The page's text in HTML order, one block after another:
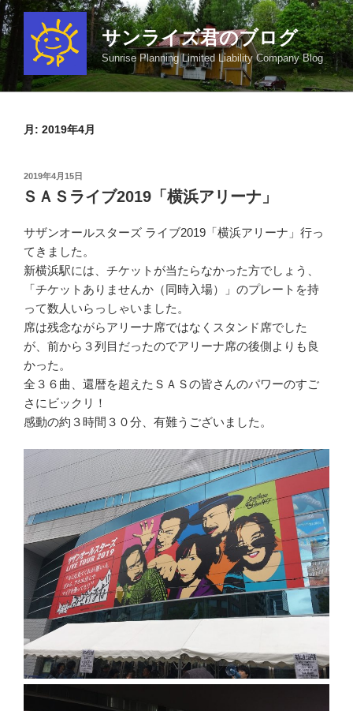
コ
ン
テ
ン
ツ
サンライズ君のブログ
Sunrise Planning Limited Liability Company Blog
月: 2019年4月
投
稿
日:
2019年4月15日
ＳＡＳライブ2019「横浜アリーナ」
サザンオールスターズ ライブ2019「横浜アリーナ」行っ
てきました。
新横浜駅には、チケットが当たらなかった方でしょう、
「チケットありませんか（同時入場）」のプレートを持
って数人いらっしゃいました。
席は残念ながらアリーナ席ではなくスタンド席でした
が、前から３列目だったのでアリーナ席の後側よりも良
かった。
全３６曲、還暦を超えたＳＡＳの皆さんのパワーのすご
さにビックリ！
感動の約３時間３０分、有難うございました。